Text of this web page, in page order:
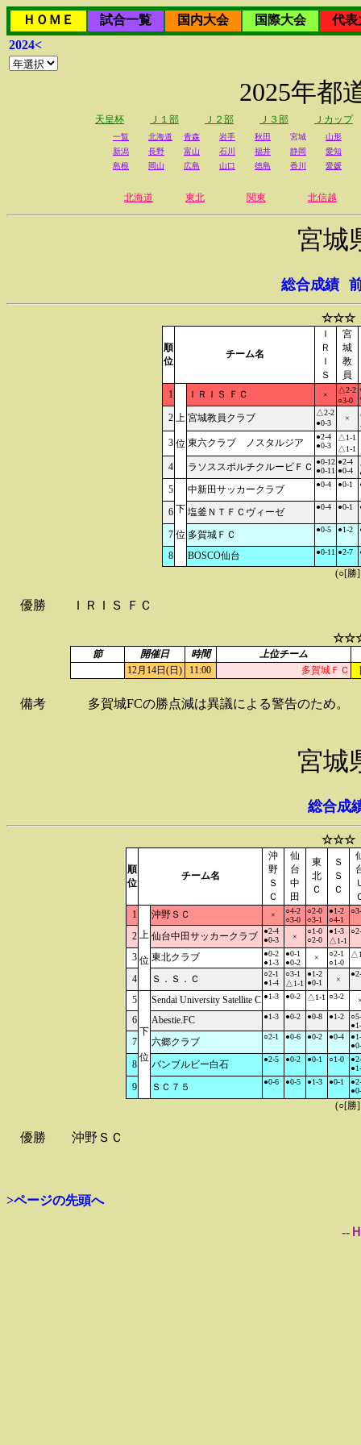
ＨＯＭＥ 試合一覧 国内大会 国際大会
代表
2024<
2025年都
天皇杯 Ｊ１部 Ｊ２部 Ｊ３部 Ｊカップ
一覧 北海道 青森 岩手 秋田 宮城
山形
新潟
長野 富山 石川 福井 静岡
愛知
島根
岡山 広島 山口 徳島 香川 愛媛
北海道 東北 関東 北信越
宮城
総合成績
☆☆☆
順
位
チーム名
Ｉ
Ｒ
Ｉ
Ｓ
宮
城
教
員
1
上
位
ＩＲＩＳ ＦＣ ×
△2-2
○3-0
2 宮城教員クラブ
△2-2
●0-3
×
3 東六クラブ ノスタルジア
●2-4
●0-3
△1-1
△1-1
4 ラソススポルチクルービＦＣ
●0-12
●0-11
●2-4
●0-4
5
下
位
中新田サッカークラブ ●0-4 ●0-1
6 塩釜ＮＴＦＣヴィーゼ ●0-4 ●0-1
7 多賀城ＦＣ ●0-5 ●1-2
8 BOSCO仙台 ●0-11 ●2-7
(○[勝
優勝 ＩＲＩＳ ＦＣ
節 開催日 時間
上位チーム
12月14日(日)
11:00 多賀城ＦＣ
備考 多賀城FCの勝点減は異議による警告のため。
宮城
総合成
☆☆☆
順
位
チーム名
沖
野
Ｓ
Ｃ
仙
台
中
田
東
北
Ｃ
Ｓ
Ｓ
Ｃ
1
上
位
沖野ＳＣ ×
○4-2
○3-0
○2-0
○3-1
●1-2
○4-1
2 仙台中田サッカークラブ
●2-4
●0-3
×
○1-0
○2-0
●1-3
△1-1
3 東北クラブ
●0-2
●1-3
●0-1
●0-2
×
○2-1
○1-0
4 Ｓ．Ｓ．Ｃ
○2-1
●1-4
○3-1
△1-1
●1-2
●0-1
×
5
下
位
Sendai University Satellite C ●1-3 ●0-2 △1-1 ○3-2
6 Abestie.FC ●1-3 ●0-2 ●0-8 ●1-2
7 六郷クラブ ○2-1 ●0-6 ●0-2 ●0-4
8 バンブルビー白石 ●2-5 ●0-2 ●0-1 ○1-0
9 ＳＣ７５ ●0-6 ●0-5 ●1-3 ●0-1
(○[勝
優勝 沖野ＳＣ
>ページの先頭へ
--